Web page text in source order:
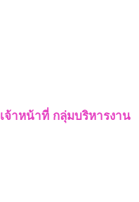
จ้าหน้าที่ กลุ่มบริหารงาน